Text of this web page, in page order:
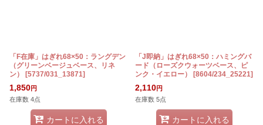
「F在庫」はぎれ68×50：ラングデン
（グリーンベージュベース、リネ
ン）
[5737/031_13871]
1,850円
在庫数 4点
カートに入れる
「J即納」はぎれ68×50：ハミングバ
ード（ローズクウォーツベース、ピ
ンク・イエロー）
[8604/234_25221]
2,110円
在庫数 5点
カートに入れる